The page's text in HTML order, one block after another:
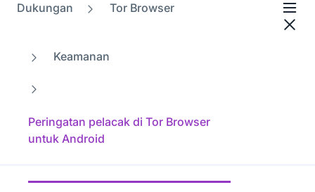
Dukungan Tor Browser
Keamanan
Peringatan pelacak di Tor Browser
untuk Android